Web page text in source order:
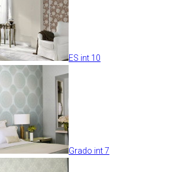
ES int 10
Grado int 7